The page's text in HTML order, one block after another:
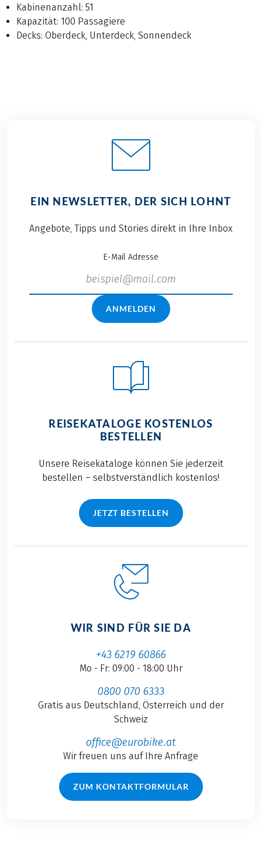
Kabinenanzahl: 51
Kapazität: 100 Passagiere
Decks: Oberdeck, Unterdeck, Sonnendeck
EIN NEWSLETTER, DER SICH LOHNT
Angebote, Tipps und Stories direkt in Ihre Inbox
E-Mail Adresse
ANMELDEN
REISEKATALOGE KOSTENLOS
BESTELLEN
Unsere Reisekataloge können Sie jederzeit
bestellen – selbstverständlich kostenlos!
JETZT BESTELLEN
WIR SIND FÜR SIE DA
+43 6219 60866
Mo - Fr: 09:00 - 18:00 Uhr
0800 070 6333
Gratis aus Deutschland, Österreich und der
Schweiz
office@eurobike.at
Wir freuen uns auf Ihre Anfrage
ZUM KONTAKTFORMULAR